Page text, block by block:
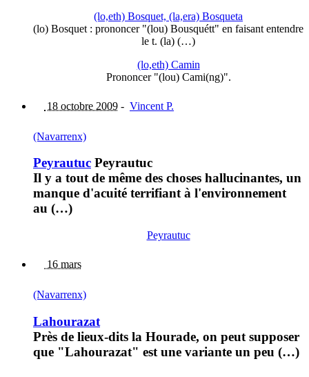
(lo,eth) Bosquet, (la,era) Bosqueta
(lo) Bosquet : prononcer "(lou) Bousquétt" en faisant entendre
le t. (la) (…)
(lo,eth) Camin
Prononcer "(lou) Cami(ng)".
18 octobre 2009 - Vincent P.
(Navarrenx)
Peyrautuc Peyrautuc
Il y a tout de même des choses hallucinantes, un
manque d'acuité terrifiant à l'environnement
au (…)
Peyrautuc
16 mars
(Navarrenx)
Lahourazat
Près de lieux-dits la Hourade, on peut supposer
que "Lahourazat" est une variante un peu (…)